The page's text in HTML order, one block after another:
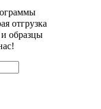
отгрузка
образцы